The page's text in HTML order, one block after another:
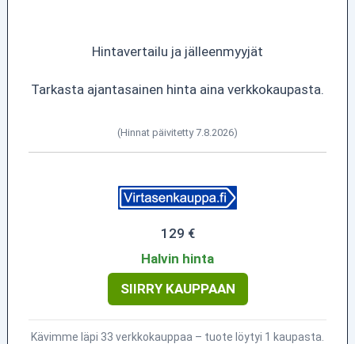
Hintavertailu ja jälleenmyyjät
Tarkasta ajantasainen hinta aina verkkokaupasta.
(Hinnat päivitetty 7.8.2026)
129 €
Halvin hinta
SIIRRY KAUPPAAN
Kävimme läpi 33 verkkokauppaa – tuote löytyi 1 kaupasta.